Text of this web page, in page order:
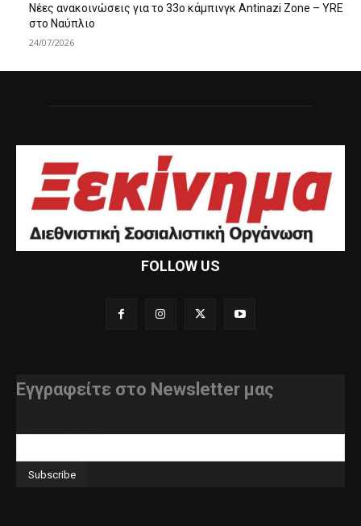
Νέες ανακοινώσεις για το 33ο κάμπινγκ Antinazi Zone – YRE
στο Ναύπλιο
24/07/2026
FOLLOW US
Εγγραφείτε στο Newsletter μας